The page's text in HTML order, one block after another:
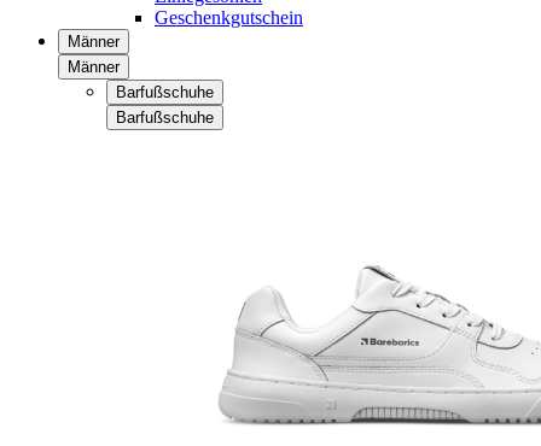
Geschenkgutschein
Männer
Männer
Barfußschuhe
Barfußschuhe